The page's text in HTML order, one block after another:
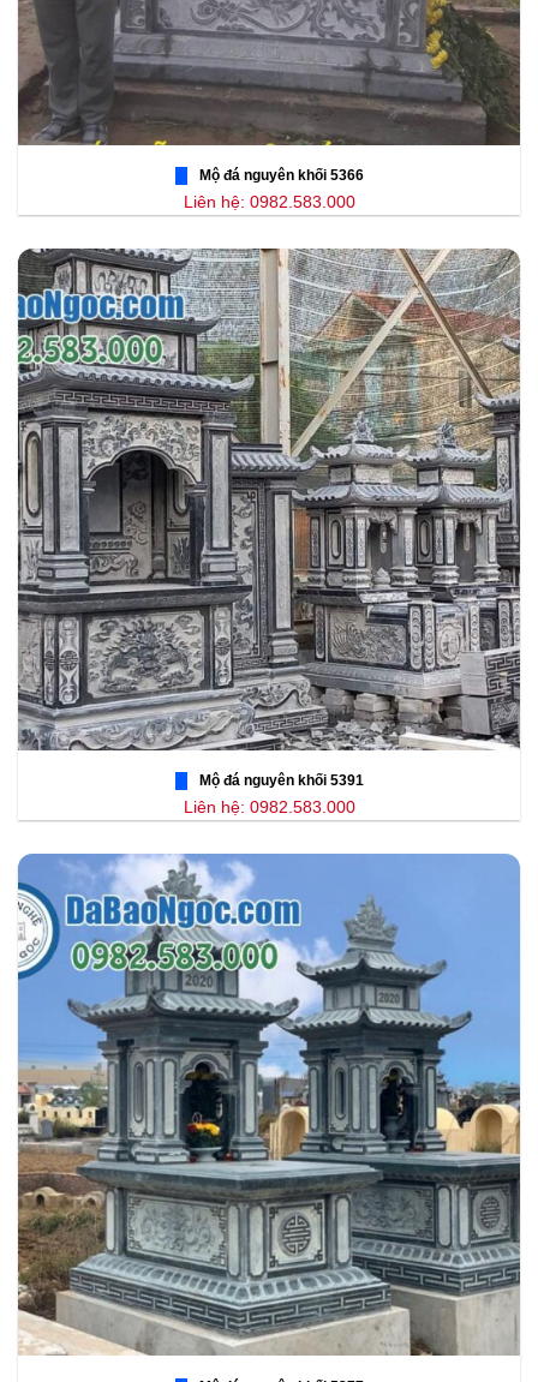
Mộ đá nguyên khối 5366
Liên hệ: 0982.583.000
Mộ đá nguyên khối 5391
Liên hệ: 0982.583.000